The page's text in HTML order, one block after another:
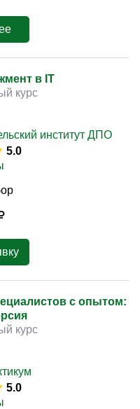
в IT
курс
институт ДПО
5.0
с опытом:
курс
5.0